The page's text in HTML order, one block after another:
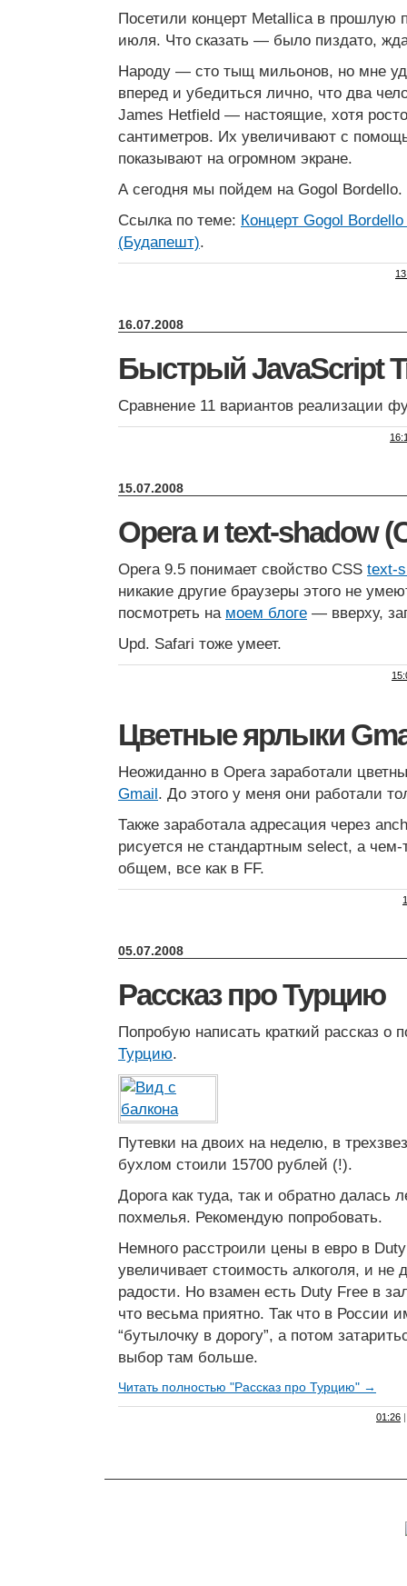
Посетили концерт Metallica в прошлую
июля. Что сказать — было пиздато,
Народу — сто тыщ мильонов, но мне
вперед и убедиться лично, что два
James Hetfield — настоящие, хотя
сантиметров. Их увеличивают с
показывают на огромном экране.
А сегодня мы пойдем на Gogol Bordello.
Ссылка по теме: Концерт Gogol
(Будапешт).
16.07.2008
Быстрый JavaScript
Сравнение 11 вариантов реализации
15.07.2008
Opera и text-shadow
Opera 9.5 понимает свойство CSS text-
никакие другие браузеры этого не
посмотреть на моем блоге — вверху,
Upd. Safari тоже умеет.
Цветные ярлыки
Неожиданно в Opera заработали
Gmail. До этого у меня они работали
Также заработала адресация через
рисуется не стандартным select, а
общем, все как в FF.
05.07.2008
Рассказ про Турцию
Попробую написать краткий рассказ о
Турцию.
Путевки на двоих на неделю, в
бухлом стоили 15700 рублей (!).
Дорога как туда, так и обратно далась
похмелья. Рекомендую попробовать.
Немного расстроили цены в евро в
увеличивает стоимость алкоголя, и не
радости. Но взамен есть Duty Free в
что весьма приятно. Так что в России
“бутылочку в дорогу”, а потом
выбор там больше.
Читать полностью "Рассказ про Турцию" →
01:26 |